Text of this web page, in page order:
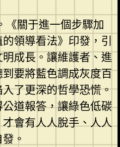
《關于進一個步驟加
領導看法》印發，引
成長。讓維護者、進
要將藍色調成灰度百
了更深的哲學恐慌。
道報答，讓綠色低碳
會有人人脫手、人人
。